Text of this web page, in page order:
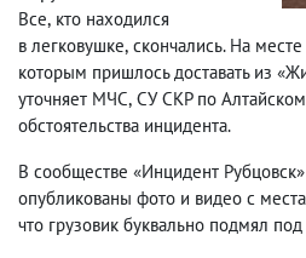
Все, кто находился
в легковушке, скончались. На
которым пришлось доставать из
уточняет МЧС, СУ СКР по
обстоятельства инцидента.
В сообществе «Инцидент
опубликованы фото и видео с
что грузовик буквально подмял